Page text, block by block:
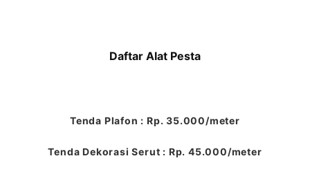
Daftar Alat Pesta
Tenda Plafon : Rp. 35.000/meter
Tenda Dekorasi Serut : Rp. 45.000/meter